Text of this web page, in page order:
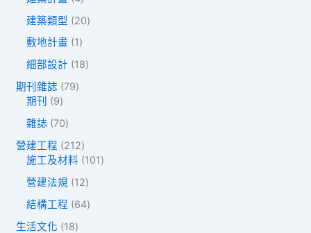
個
產
產
品
產
品
建築類型 202
產
敷地計畫 11
產
品
細部設計 181
期刊雜誌 797
品
期刊 99
產
品
雜誌 707
個
產
品
營建工程 2122
1
個
產
施工及材料 1011
營建法規 121
個
結構工程 646
生活文化 181